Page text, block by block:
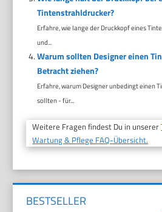
Tintenstrahldrucker?
Erfahre, wie lange der Druckkopf eines
und...
Warum sollten Designer einen
Betracht ziehen?
Erfahre, warum Designer unbedingt einen
sollten - für...
Weitere Fragen findest Du in unserer
Wartung & Pflege FAQ-Übersicht.
BESTSELLER